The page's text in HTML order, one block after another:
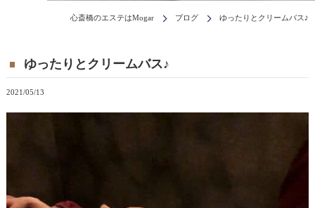
心斎橋のエステはMogar ブログ ゆったりとクリームバス♪
ゆったりとクリームバス♪
2021/05/13